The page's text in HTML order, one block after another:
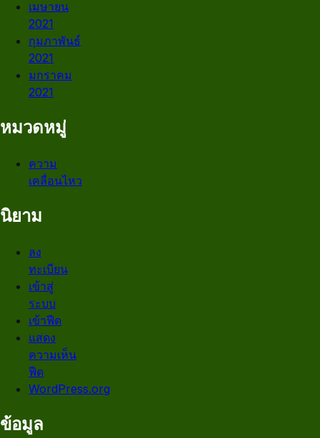
เมษายน
2021
กุมภาพันธ์
2021
มกราคม
2021
หมวดหมู่
ความ
เคลื่อนไหว
นิยาม
ลง
ทะเบียน
เข้าสู่
ระบบ
เข้าฟีด
แสดง
ความเห็น
ฟีด
WordPress.org
ข้อมูล